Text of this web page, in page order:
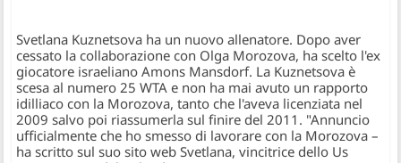
Svetlana Kuznetsova ha un nuovo allenatore. Dopo aver
cessato la collaborazione con Olga Morozova, ha scelto l'ex
giocatore israeliano Amons Mansdorf. La Kuznetsova è
scesa al numero 25 WTA e non ha mai avuto un rapporto
idilliaco con la Morozova, tanto che l'aveva licenziata nel
2009 salvo poi riassumerla sul finire del 2011. "Annuncio
ufficialmente che ho smesso di lavorare con la Morozova –
ha scritto sul suo sito web Svetlana, vincitrice dello Us